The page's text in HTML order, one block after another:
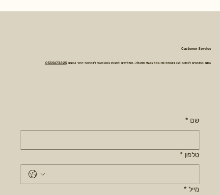
Customer Service
אתם מוזמנים לכתוב לנו בטופס פה בכל נושא ושאלה. ממליצים לפנות בווטסאפ לזמינות יותר גבוהה0535673825
שם *
טלפון *
מייל *